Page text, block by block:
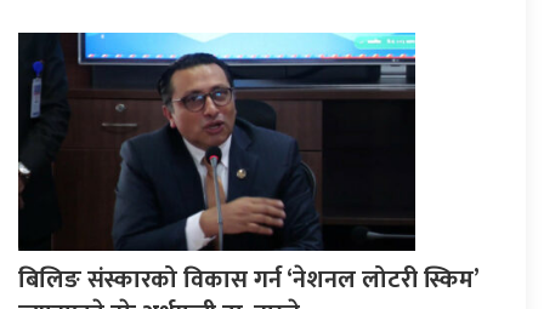
बिलिङ संस्कारको विकास गर्न ‘नेशनल लोटरी स्किम’